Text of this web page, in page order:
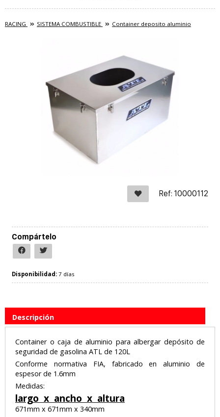
RACING SISTEMA COMBUSTIBLE Container deposito aluminio
Ref: 10000112
Compártelo
Disponibilidad: 7 días
Descripción
Container o caja de aluminio para albergar depósito de
seguridad de gasolina ATL de 120L
Conforme normativa FIA, fabricado en aluminio de
espesor de 1.6mm
Medidas:
largo x ancho x altura
671mm x 671mm x 340mm